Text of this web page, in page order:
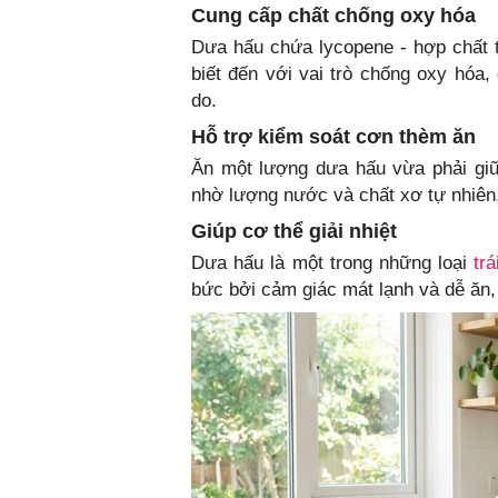
Cung cấp chất chống oxy hóa
Dưa hấu chứa lycopene - hợp
biết đến với vai trò chống oxy
do.
Hỗ trợ kiểm soát cơn thèm ăn
Ăn một lượng dưa hấu vừa phải
nhờ lượng nước và chất xơ tự
Giúp cơ thể giải nhiệt
Dưa hấu là một trong những loại
bức bởi cảm giác mát lạnh và dễ